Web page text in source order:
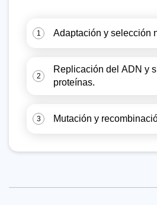
1 Adaptación y selección
2
Replicación del ADN y
proteínas.
3 Mutación y